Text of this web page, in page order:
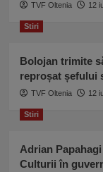
TVF Oltenia 12
Stiri
Bolojan trimite
reproșat șefului
TVF Oltenia 12
Stiri
Adrian
Culturii în